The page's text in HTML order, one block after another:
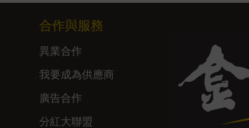
合作與服務
異業合作
我要成為供應商
廣告合作
分紅大聯盟